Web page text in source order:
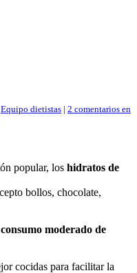
Equipo dietistas | 2 comentarios en
popular, los hidratos de
bollos, chocolate,
consumo moderado de
cocidas para facilitar la